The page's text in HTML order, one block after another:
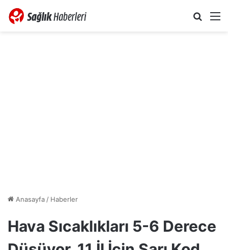
Anasayfa/ Haberler
Hava Sıcaklıkları 5-6 Derece